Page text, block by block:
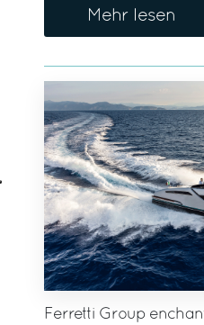
Mehr lesen
Ferretti Group